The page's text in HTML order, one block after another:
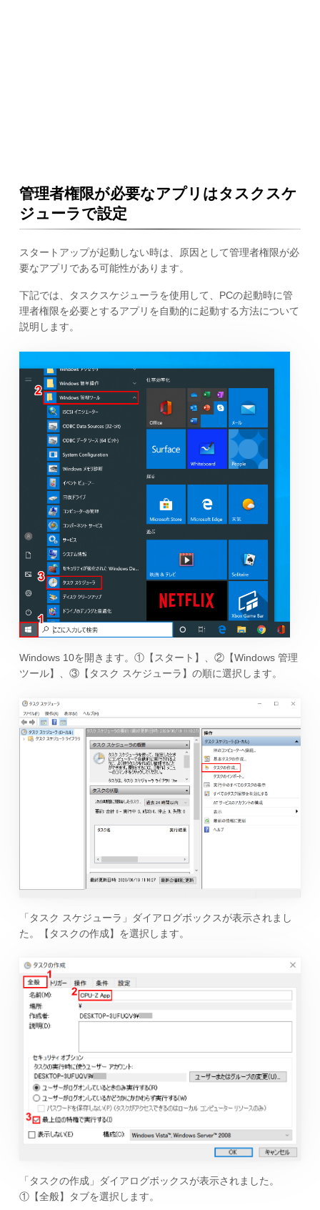
管理者権限が必要なアプリはタスクスケ
ジューラで設定
スタートアップが起動しない時は、原因として管理者権限が必
要なアプリである可能性があります。
下記では、タスクスケジューラを使用して、PCの起動時に管
理者権限を必要とするアプリを自動的に起動する方法について
説明します。
Windows 10を開きます。①【スタート】、②【Windows 管理
ツール】、③【タスク スケジューラ】の順に選択します。
「タスク スケジューラ」ダイアログボックスが表示されまし
た。【タスクの作成】を選択します。
「タスクの作成」ダイアログボックスが表示されました。
①【全般】タブを選択します。